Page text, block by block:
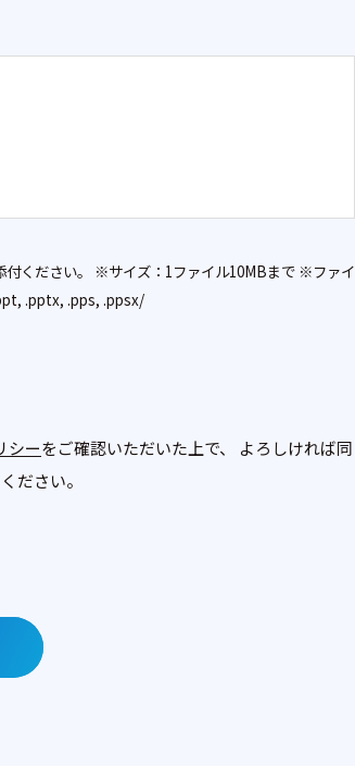
付ください。 ※サイズ：1ファイル10MBまで ※ファイ
.pptx, .pps, .ppsx/
シーをご確認いただいた上で、 よろしければ同
ださい。